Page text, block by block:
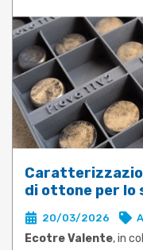
di ottone per lo
DEFORM
20/03/2026
Ecotre Valente, in